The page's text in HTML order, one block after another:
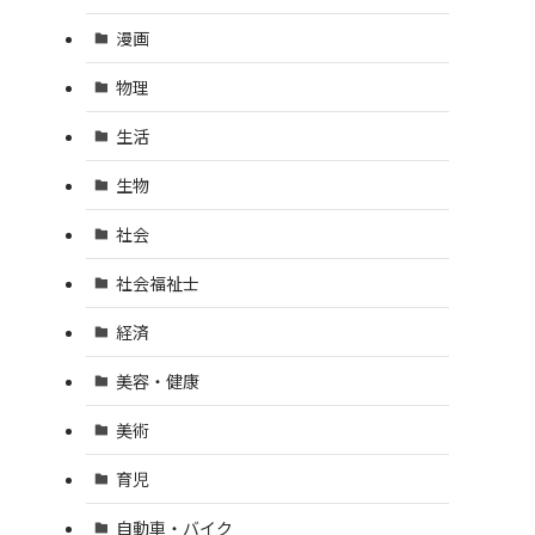
漫画
物理
生活
生物
社会
社会福祉士
経済
美容・健康
美術
育児
自動車・バイク